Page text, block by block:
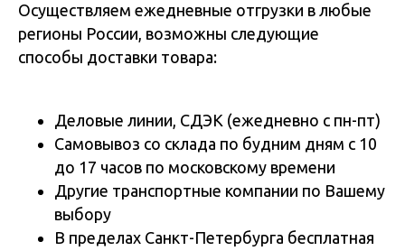
Осуществляем ежедневные отгрузки в любые
регионы России, возможны следующие
способы доставки товара:
Деловые линии, СДЭК (ежедневно с пн-пт)
Самовывоз со склада по будним дням с 10
до 17 часов по московскому времени
Другие транспортные компании по Вашему
выбору
В пределах Санкт-Петербурга бесплатная